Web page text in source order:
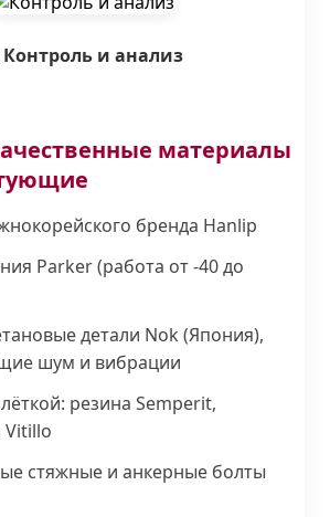
Контроль и анализ
материалы
бренда Hanlip
Parker (работа от -40 до
детали Nok (Япония),
шум и вибрации
резина Semperit,
Vitillo
стяжные и анкерные болты